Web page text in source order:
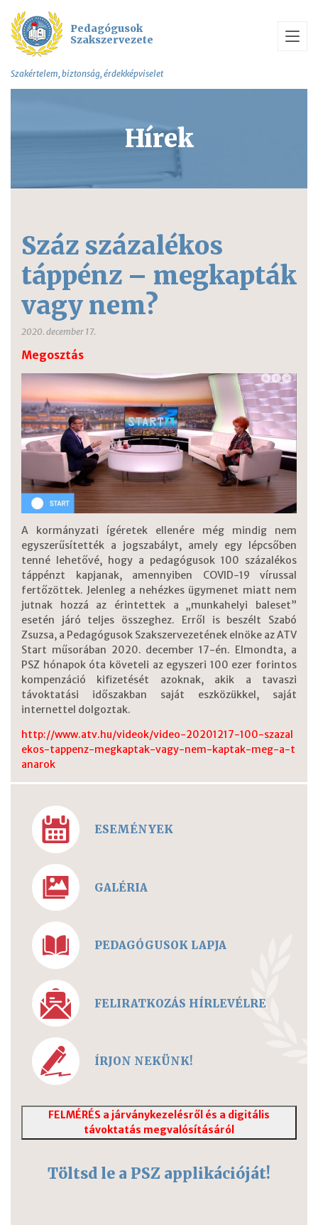
Pedagógusok
Szakszervezete
Szakértelem, biztonság, érdekképviselet
Hírek
Száz százalékos
táppénz – megkapták
vagy nem?
2020. december 17.
Megosztás
A kormányzati ígéretek ellenére még mindig nem
egyszerűsítették a jogszabályt, amely egy lépcsőben
tenné lehetővé, hogy a pedagógusok 100 százalékos
táppénzt kapjanak, amennyiben COVID-19 vírussal
fertőzöttek. Jelenleg a nehézkes ügymenet miatt nem
jutnak hozzá az érintettek a „munkahelyi baleset”
esetén járó teljes összeghez. Erről is beszélt Szabó
Zsuzsa, a Pedagógusok Szakszervezetének elnöke az ATV
Start műsorában 2020. december 17-én. Elmondta, a
PSZ hónapok óta követeli az egyszeri 100 ezer forintos
kompenzáció kifizetését azoknak, akik a tavaszi
távoktatási időszakban saját eszközükkel, saját
internettel dolgoztak.
http://www.atv.hu/videok/video-20201217-100-szazal
ekos-tappenz-megkaptak-vagy-nem-kaptak-meg-a-t
anarok
ESEMÉNYEK
GALÉRIA
PEDAGÓGUSOK LAPJA
FELIRATKOZÁS HÍRLEVÉLRE
ÍRJON NEKÜNK!
FELMÉRÉS a járványkezelésről és a digitális
távoktatás megvalósításáról
Töltsd le a PSZ applikációját!